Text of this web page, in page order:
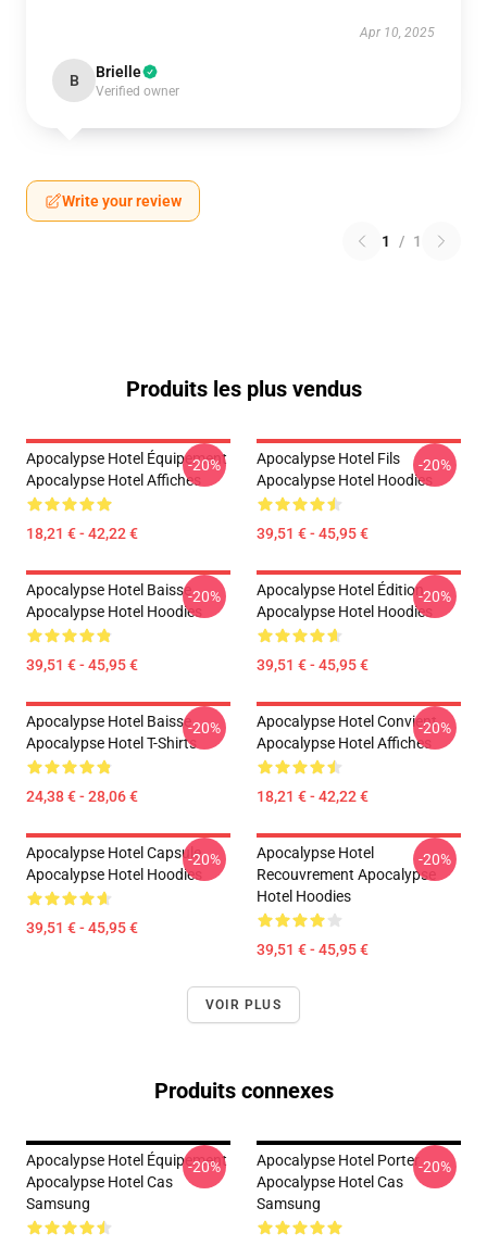
Apr 10, 2025
B Brielle
Verified owner
Write your review
1 / 1
Produits les plus vendus
Apocalypse Hotel Équipement
Apocalypse Hotel Affiches
18,21 € - 42,22 €
-20%
Apocalypse Hotel Fils
Apocalypse Hotel Hoodies
39,51 € - 45,95 €
-20%
Apocalypse Hotel Baisse
Apocalypse Hotel Hoodies
39,51 € - 45,95 €
-20%
Apocalypse Hotel Édition
Apocalypse Hotel Hoodies
39,51 € - 45,95 €
-20%
Apocalypse Hotel Baisse
Apocalypse Hotel T-Shirts
24,38 € - 28,06 €
-20%
Apocalypse Hotel Convient
Apocalypse Hotel Affiches
18,21 € - 42,22 €
-20%
Apocalypse Hotel Capsule
Apocalypse Hotel Hoodies
39,51 € - 45,95 €
-20%
Apocalypse Hotel
Recouvrement Apocalypse
Hotel Hoodies
39,51 € - 45,95 €
-20%
VOIR PLUS
Produits connexes
Apocalypse Hotel Équipement
Apocalypse Hotel Cas
Samsung
-20%
Apocalypse Hotel Porter
Apocalypse Hotel Cas
Samsung
-20%